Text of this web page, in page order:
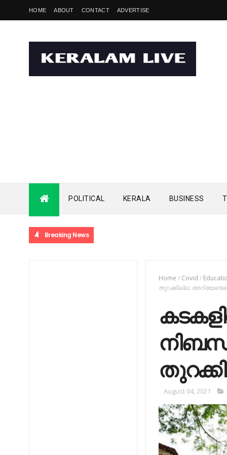
HOME ABOUT CONTACT ADVERTISE
POLITICAL KERALA BUSINESS
Breaking News
Home / Covid /
തുറക്കില്ല:
August 04, 2021